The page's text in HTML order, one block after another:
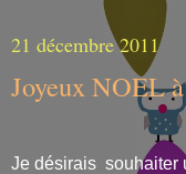
21 décembre 2011
Joyeux NOEL
Je désirais souhaiter